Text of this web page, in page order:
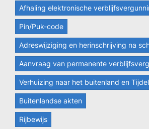
Afhaling elektronische
Pin/Puk-code
Adreswijziging en herinschrijving na
Aanvraag van permanente
Verhuizing naar het buitenland en
Buitenlandse akten
Rijbewijs